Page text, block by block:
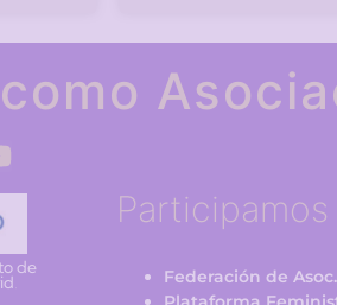
de
Participamos
Federación de